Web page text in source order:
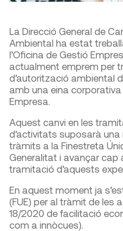
La Direcció General de
Ambiental ha estat
l’Oficina de Gestió
actualment emprem per
d’autorització ambiental
amb una eina
Empresa.
Aquest canvi en les
d’activitats suposarà
tràmits a la Finestreta
Generalitat i avançar cap
tramitació d’aquests
En aquest moment ja
(FUE) per al tràmit de les
18/2020 de facilitació
com a innòcues).